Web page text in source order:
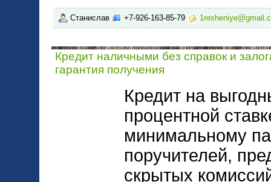
Станислав +7-926-163-85-79
Кредит наличными без справок и
гарантия получения
Кредит на
процентной
минимальному
поручителей,
скрытых